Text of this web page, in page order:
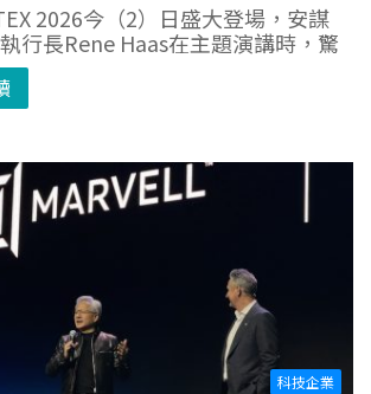
2026今（2）日盛大登場，安謀
執行長Rene Haas在主題演講時，驚
科技企業